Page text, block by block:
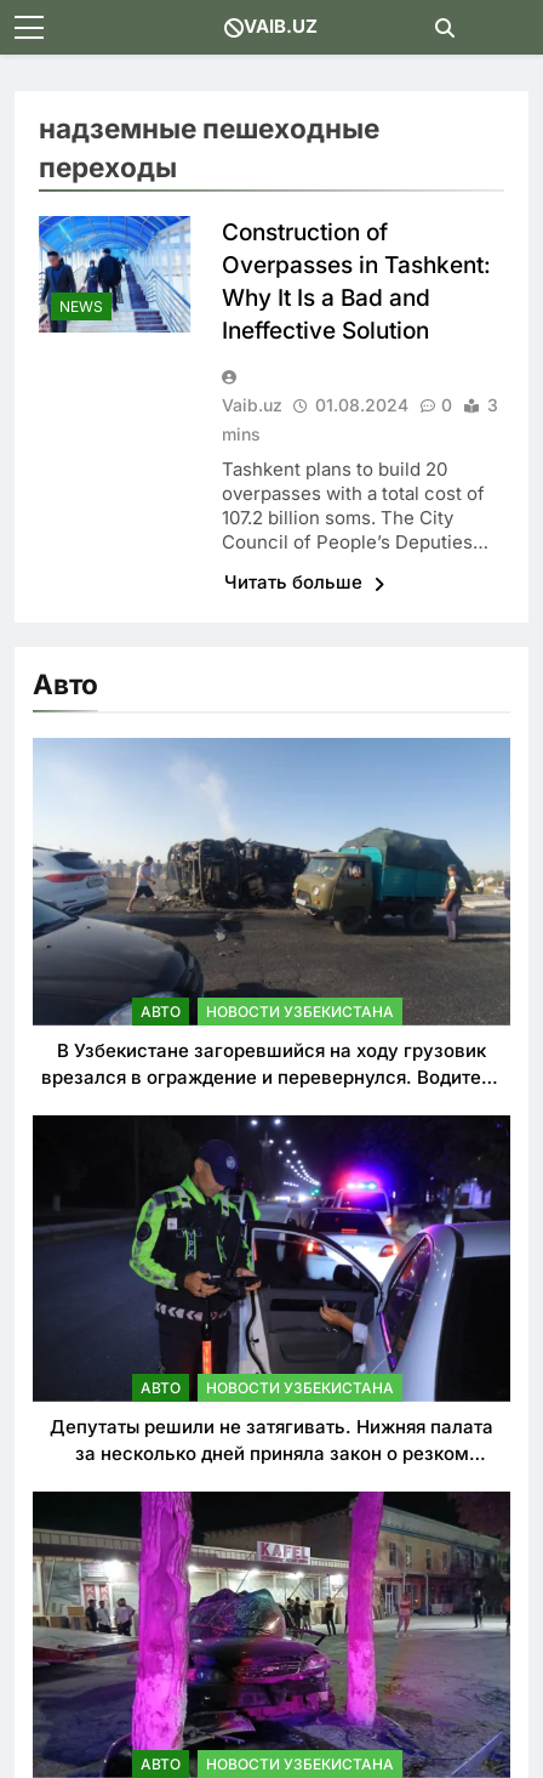
Skip
to
VAIB.UZ
надземные пешеходные
переходы
NEWS
Construction of
Overpasses in Tashkent:
Why It Is a Bad and
Ineffective Solution
Vaib.uz 01.08.2024 0
3
mins
Tashkent plans to build 20
overpasses with a total cost of
107.2 billion soms. The City
Council of People’s Deputies…
Читать больше
Авто
АВТО НОВОСТИ УЗБЕКИСТАНА
В Узбекистане загоревшийся на ходу грузовик
врезался в ограждение и перевернулся. Водитель
АВТО НОВОСТИ УЗБЕКИСТАНА
Депутаты решили не затягивать. Нижняя палата
за несколько дней приняла закон о резком
АВТО НОВОСТИ УЗБЕКИСТАНА